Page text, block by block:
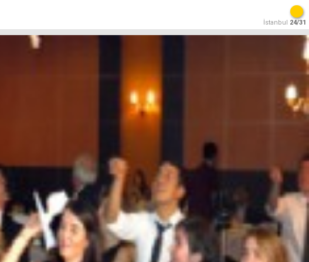
İstanbul 24/31